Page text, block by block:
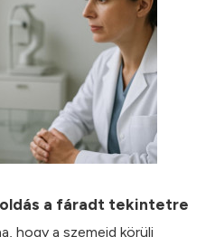
a fáradt tekintetre
hogy a szemeid körüli